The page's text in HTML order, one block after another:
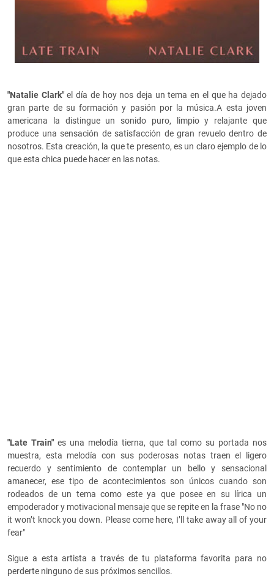
"Natalie Clark"el día de hoy nos deja un tema en el que ha dejado
gran parte de su formación y pasión por la música.A esta joven
americana la distingue un sonido puro, limpio y relajante que
produce una sensación de satisfacción de gran revuelo dentro de
nosotros. Esta creación, la que te presento, es un claro ejemplo de lo
que esta chica puede hacer en las notas.
"Late Train" es una melodía tierna, que tal como su portada nos
muestra, esta melodía con sus poderosas notas traen el ligero
recuerdo y sentimiento de contemplar un bello y sensacional
amanecer, ese tipo de acontecimientos son únicos cuando son
rodeados de un tema como este ya que posee en su lírica un
empoderador y motivacional mensaje que se repite en la frase "No no
it won’t knock you down. Please come here, I’ll take away all of your
fear"
Sigue a esta artista a través de tu plataforma favorita para no
perderte ninguno de sus próximos sencillos.